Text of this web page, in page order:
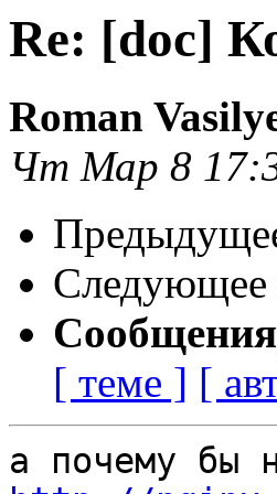
Re: [doc]
Roman
Чт Мар 8
[ теме ] [